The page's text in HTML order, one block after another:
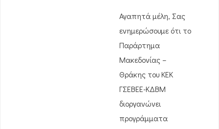
Αγαπητά μέλη, Σας
ενημερώσουμε ότι το
Παράρτημα
Μακεδονίας –
Θράκης του ΚΕΚ
ΓΣΕΒΕΕ-ΚΔΒΜ
διοργανώνει
προγράμματα